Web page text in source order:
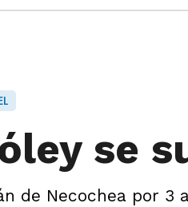
se
de Necochea por 3